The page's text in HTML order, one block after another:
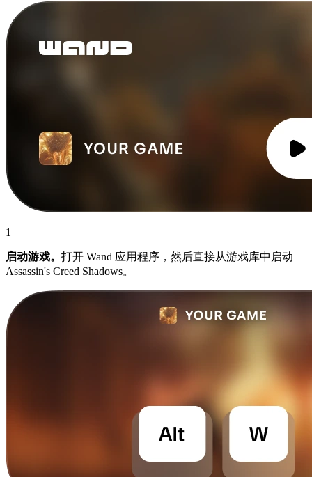
1
启动游戏。 打开 Wand 应用程序，然后直接从游戏库中启动
Assassin's Creed Shadows。